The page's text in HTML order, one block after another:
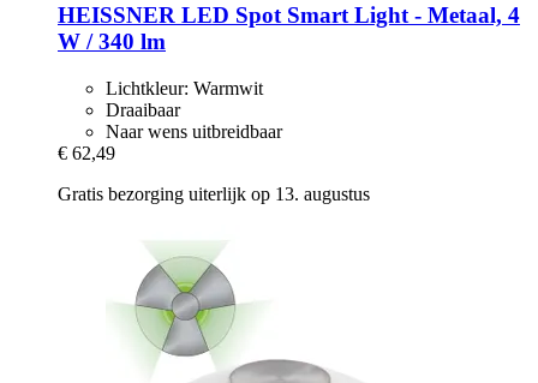
HEISSNER LED Spot Smart Light -​ Metaal, 4
W / 340 lm
Lichtkleur: Warmwit
Draaibaar
Naar wens uitbreidbaar
€ 62,49
Gratis bezorging uiterlijk op 13. augustus